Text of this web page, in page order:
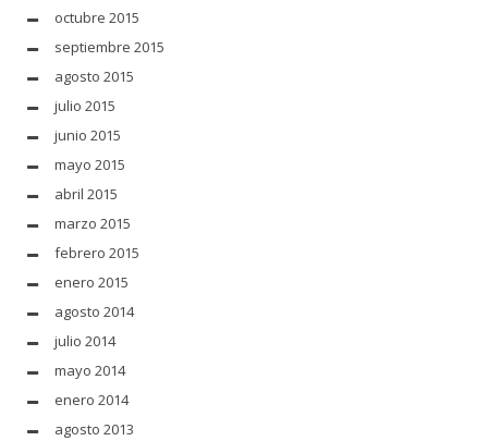
octubre 2015
septiembre 2015
agosto 2015
julio 2015
junio 2015
mayo 2015
abril 2015
marzo 2015
febrero 2015
enero 2015
agosto 2014
julio 2014
mayo 2014
enero 2014
agosto 2013